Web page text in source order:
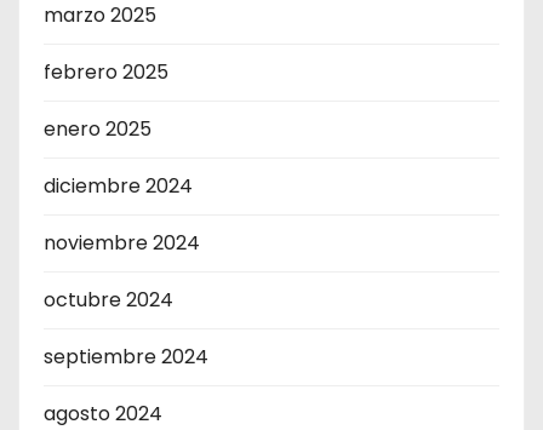
marzo 2025
febrero 2025
enero 2025
diciembre 2024
noviembre 2024
octubre 2024
septiembre 2024
agosto 2024